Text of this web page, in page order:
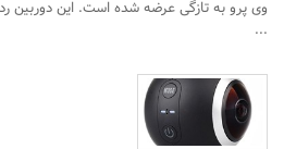
...